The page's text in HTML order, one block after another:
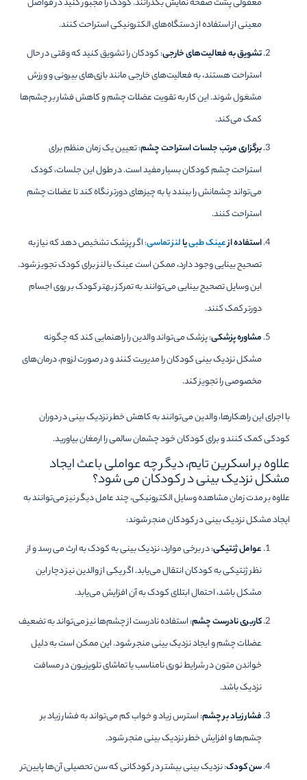
معقولی پشت صفحه نمایش بگذرانند. کودک را مجبور کنید در فواصل
معینی از استفاده از دستگاه‌های الکترونیکی استراحت کنند.
تشویق به فعالیت‌های خارجی: کودکان را تشویق کنید که وقتی در حال
استراحت هستند، به فعالیت‌های خارجی مانند بازی‌های بیرونی و ورزش
مشغول شوند. این کار به تقویت عضلات چشم و کاهش فشار بر چشم‌ها
کمک می‌کند.
برگزاری مرتب جلسات استراحت چشم: تعیین یک زمان منظم برای
استراحت چشم کودکان بسیار مفید است. در طول این جلسات، کودک
می‌تواند چشمانش را ببندد یا به چیزهای دورتر نگاه کند تا عضلات چشم
استراحت کنند.
استفاده ازعینک طبییالنز تماسی: اگر پزشک تشخیص دهد که نیاز به
تصحیح بینایی وجود دارد، ممکن است عینک یا لنز برای کودک تجویز شود.
این وسایل تصحیح بینایی می‌توانند به تمرکز بهتر کودک بر روی اجسام
دورتر کمک کنند.
مشاوره پزشکی: پزشک می‌تواند والدین را راهنمایی کند که چگونه
مشکل نزدیک بینی کودکان را مدیریت کنند و در صورت لزوم، درمان‌های
مخصوصی را تجویز کند.
با اجرای این راهکارها، والدین می‌توانند به کاهش خطر نزدیک بینی در دوران
کودکی کمک کنند و برای کودکان خود چشمان سالمی را ارمغان بیاورید.
علاوه بر اسکرین تایم، دیگر چه عواملی باعث ایجاد
مشکل نزدیک بینی در کودکان می شود؟
علاوه بر مدت زمان مشاهده وسایل الکترونیکی، چند عامل دیگر نیز می‌توانند به
ایجاد مشکل نزدیک بینی در کودکان منجر شوند:
عوامل ژنتیکی: در برخی موارد، نزدیک بینی به کودک به ارث می رسد و از
نظر ژنتیکی به کودکان انتقال می‌یابد. اگر یکی از والدین نیز دچار این
مشکل باشد، احتمال ابتلای کودک به آن افزایش می‌یابد.
کاربری نادرست چشم: استفاده نادرست از چشم‌ها نیز می‌تواند به تضعیف
عضلات چشم و ایجاد نزدیک بینی منجر شود. این ممکن است به دلیل
خواندن متون در شرایط نوری نامناسب یا تماشای تلویزیون در مسافت
نزدیک باشد.
فشار زیاد بر چشم: استرس زیاد و خواب کم می‌تواند به فشار زیاد بر
چشم‌ها و افزایش خطر نزدیک بینی منجر شود.
سن کودک: نزدیک بینی بیشتر در کودکانی که سن تحصیلی آن‌ها پایین‌تر